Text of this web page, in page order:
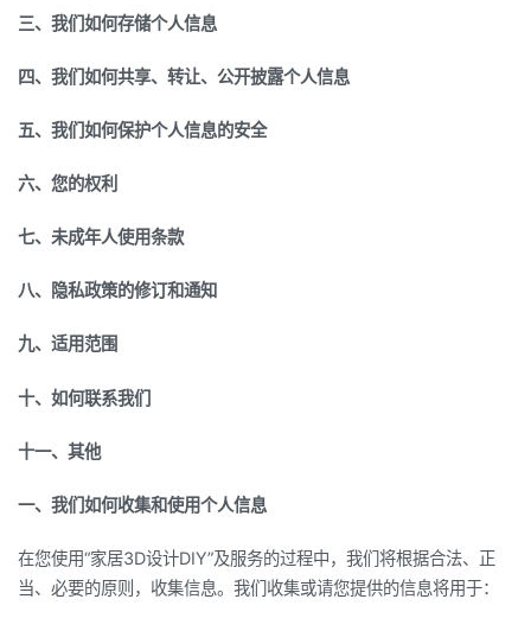
三、我们如何存储个人信息
四、我们如何共享、转让、公开披露个人信息
五、我们如何保护个人信息的安全
六、您的权利
七、未成年人使用条款
八、隐私政策的修订和通知
九、适用范围
十、如何联系我们
十一、其他
一、我们如何收集和使用个人信息
在您使用“家居3D设计DIY”及服务的过程中，我们将根据合法、正
当、必要的原则，收集信息。我们收集或请您提供的信息将用于：